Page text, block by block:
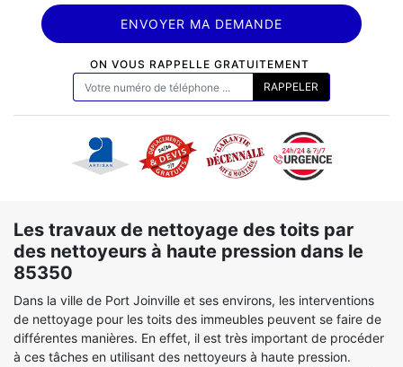
ON VOUS RAPPELLE GRATUITEMENT
Les travaux de nettoyage des toits par
des nettoyeurs à haute pression dans le
85350
Dans la ville de Port Joinville et ses environs, les interventions
de nettoyage pour les toits des immeubles peuvent se faire de
différentes manières. En effet, il est très important de procéder
à ces tâches en utilisant des nettoyeurs à haute pression.